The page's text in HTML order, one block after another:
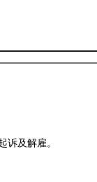
诉及解雇。